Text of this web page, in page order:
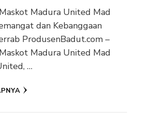
Madura United Mad
dan Kebanggaan
ProdusenBadut.com –
Madura United Mad
…